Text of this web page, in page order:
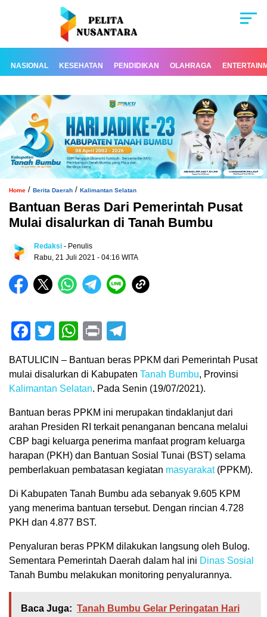
NASIONAL KESEHATAN PENDIDIKAN OLAHRAGA
Home / Berita Daerah / Kalimantan Selatan
Bantuan Beras Dari Pemerintah Pusat
Mulai disalurkan di Tanah Bumbu
Redaksi - Penulis
Rabu, 21 Juli 2021 - 04:16 WITA
Facebook
TwitterWhatsApp
Print
BATULICIN – Bantuan beras PPKM dari Pemerintah Pusat
mulai disalurkan di Kabupaten Tanah Bumbu, Provinsi
Kalimantan Selatan. Pada Senin (19/07/2021).
Bantuan beras PPKM ini merupakan tindaklanjut dari
arahan Presiden RI terkait penanganan bencana melalui
CBP bagi keluarga penerima manfaat program keluarga
harapan (PKH) dan Bantuan Sosial Tunai (BST) selama
pemberlakuan pembatasan kegiatan masyarakat(PPKM).
Di Kabupaten Tanah Bumbu ada sebanyak 9.605 KPM
yang menerima bantuan tersebut. Dengan rincian 4.728
PKH dan 4.877 BST.
Penyaluran beras PPKM dilakukan langsung oleh Bulog.
Sementara Pemerintah Daerah dalam hal ini Dinas Sosial
Tanah Bumbu melakukan monitoring penyalurannya.
Baca Juga: Tanah Bumbu Gelar Peringatan Hari